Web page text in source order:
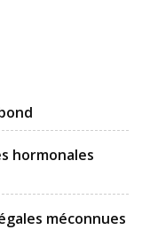
hormonales
méconnues